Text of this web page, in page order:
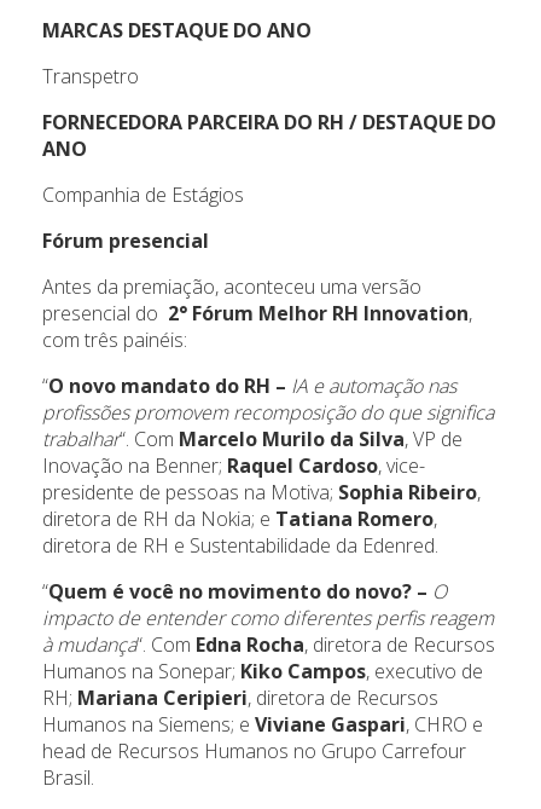
MARCAS DESTAQUE DO ANO
Transpetro
FORNECEDORA PARCEIRA DO RH / DESTAQUE DO
ANO
Companhia de Estágios
Fórum presencial
Antes da premiação, aconteceu uma versão
presencial do 2° Fórum Melhor RH Innovation,
com três painéis:
“O novo mandato do RH – IA e automação nas
profissões promovem recomposição do que significa
trabalhar“. Com Marcelo Murilo da Silva, VP de
Inovação na Benner; Raquel Cardoso, vice-
presidente de pessoas na Motiva; Sophia Ribeiro,
diretora de RH da Nokia; e Tatiana Romero,
diretora de RH e Sustentabilidade da Edenred.
“Quem é você no movimento do novo? – O
impacto de entender como diferentes perfis reagem
à mudança“. Com Edna Rocha, diretora de Recursos
Humanos na Sonepar; Kiko Campos, executivo de
RH; Mariana Ceripieri, diretora de Recursos
Humanos na Siemens; e Viviane Gaspari, CHRO e
head de Recursos Humanos no Grupo Carrefour
Brasil.